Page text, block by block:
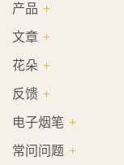
产品
文章
花朵
反馈
电子烟笔
常问问题